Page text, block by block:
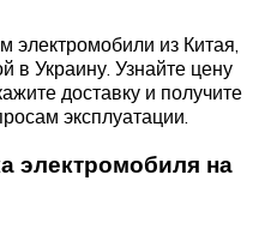
из Китая,
Украину. Узнайте цену
доставку и получите
эксплуатации.
электромобиля на